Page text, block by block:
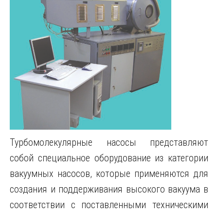
Турбомолекулярные насосы представляют
собой специальное оборудование из категории
вакуумных насосов, которые применяются для
создания и поддерживания высокого вакуума в
соответствии с поставленными техническими